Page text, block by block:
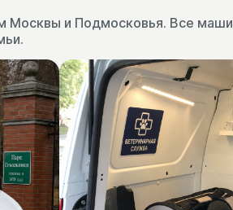
Москвы и Подмосковья. Все